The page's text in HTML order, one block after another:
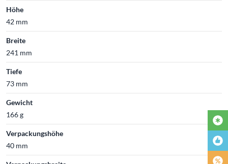
Höhe
42 mm
Breite
241 mm
Tiefe
73 mm
Gewicht
166 g
Verpackungshöhe
40 mm